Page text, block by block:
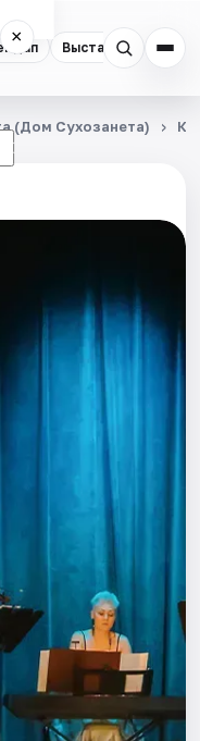
Выставки
×
☾
(Дом Сухозанета)